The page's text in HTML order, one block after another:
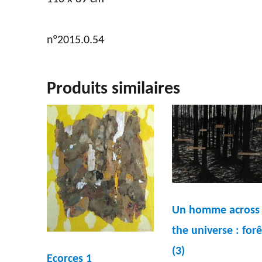
n°2015.0.54
Produits similaires
Ecorces 1
Un homme across
the universe :
(3)